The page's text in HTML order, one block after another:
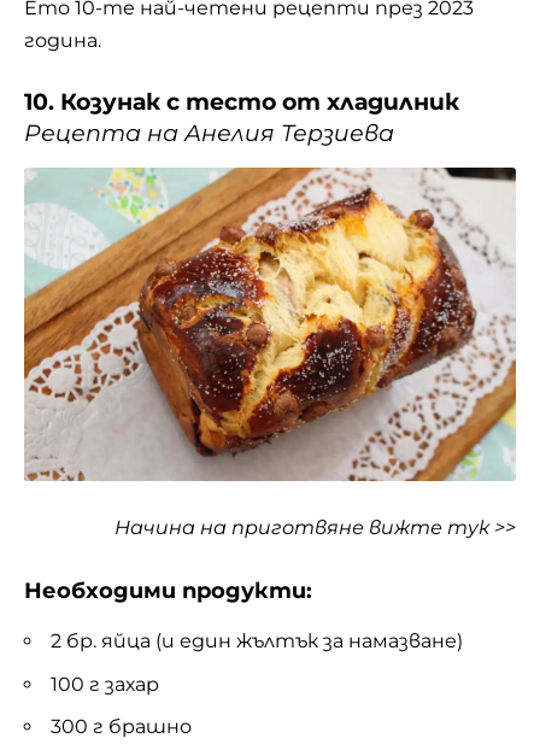
Ето 10-те най-четени рецепти през 2023
година.
10. Козунак с тесто от хладилник
Рецепта на Анелия Терзиева
Начина на приготвяне вижте тук >>
Необходими продукти:
2 бр. яйца (и един жълтък за намазване)
100 г захар
300 г брашно